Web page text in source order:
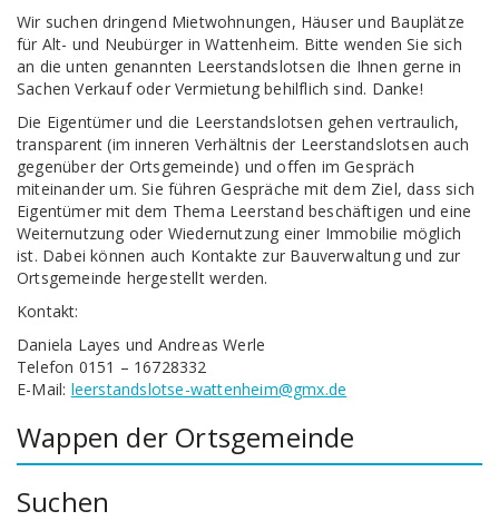
Wir suchen dringend Mietwohnungen, Häuser und Bauplätze
für Alt- und Neubürger in Wattenheim. Bitte wenden Sie sich
an die unten genannten Leerstandslotsen die Ihnen gerne in
Sachen Verkauf oder Vermietung behilflich sind. Danke!
Die Eigentümer und die Leerstandslotsen gehen vertraulich,
transparent (im inneren Verhältnis der Leerstandslotsen auch
gegenüber der Ortsgemeinde) und offen im Gespräch
miteinander um. Sie führen Gespräche mit dem Ziel, dass sich
Eigentümer mit dem Thema Leerstand beschäftigen und eine
Weiternutzung oder Wiedernutzung einer Immobilie möglich
ist. Dabei können auch Kontakte zur Bauverwaltung und zur
Ortsgemeinde hergestellt werden.
Kontakt:
Daniela Layes und Andreas Werle
Telefon 0151 – 16728332
E-Mail: leerstandslotse-wattenheim@gmx.de
Wappen der Ortsgemeinde
Suchen